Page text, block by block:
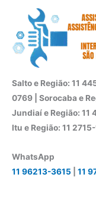
conteúdo
Salto e Região: 11
0769 | Sorocaba e
Jundiaí e Região: 11
Itu e Região: 11
WhatsApp
11 96213-3615
11